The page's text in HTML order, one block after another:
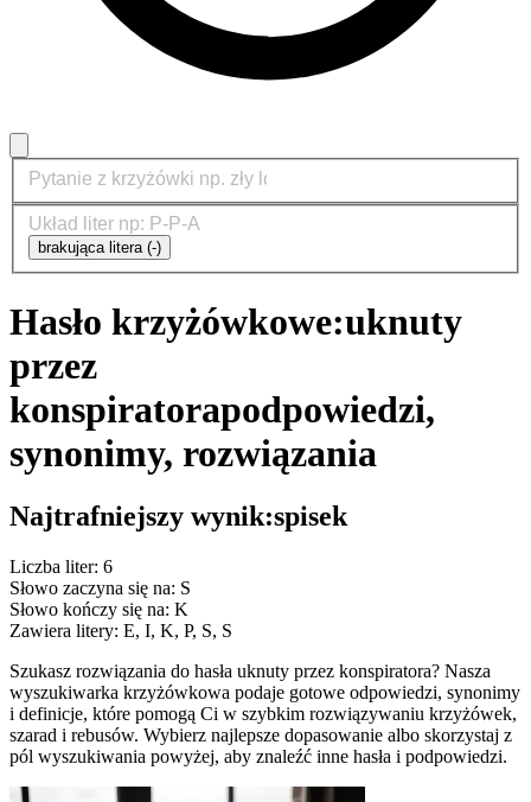
brakująca litera (-)
Hasło krzyżówkowe:uknuty
przez
konspiratorapodpowiedzi,
synonimy, rozwiązania
Najtrafniejszy wynik:spisek
Liczba liter: 6
Słowo zaczyna się na: S
Słowo kończy się na: K
Zawiera litery: E, I, K, P, S, S
Szukasz rozwiązania do hasła uknuty przez konspiratora? Nasza
wyszukiwarka krzyżówkowa podaje gotowe odpowiedzi, synonimy
i definicje, które pomogą Ci w szybkim rozwiązywaniu krzyżówek,
szarad i rebusów. Wybierz najlepsze dopasowanie albo skorzystaj z
pól wyszukiwania powyżej, aby znaleźć inne hasła i podpowiedzi.